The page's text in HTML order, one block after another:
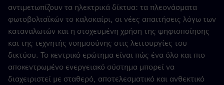
αντιμετωπίζουν τα ηλεκτρικά δίκτυα: τα πλεονάσματα
φωτοβολταϊκών το καλοκαίρι, οι νέες απαιτήσεις λόγω των
καταναλωτών και η στοχευμένη χρήση της ψηφιοποίησης
και της τεχνητής νοημοσύνης στις λειτουργίες του
δικτύου. Το κεντρικό ερώτημα είναι πώς ένα όλο και πιο
αποκεντρωμένο ενεργειακό σύστημα μπορεί να
διαχειριστεί με σταθερό, αποτελεσματικό και ανθεκτικό